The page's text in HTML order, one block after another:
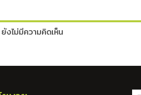
ยังไม่มีความคิดเห็น